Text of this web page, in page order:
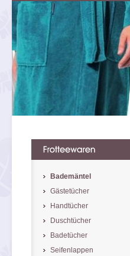
Bademäntel
Gästetücher
Handtücher
Duschtücher
Badetücher
Seifenlappen